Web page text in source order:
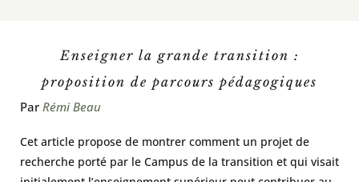
À voir / À lire / Actualité de la recherche
Enseigner la grande transition :
proposition de parcours pédagogiques
Par Rémi Beau
Cet article propose de montrer comment un projet de
recherche porté par le Campus de la transition et qui visait